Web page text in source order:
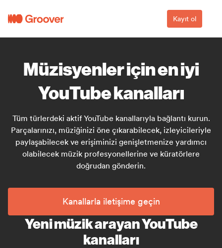
Kayıt ol
Müzisyenler için en iyi
YouTube kanalları
Tüm türlerdeki aktif YouTube kanallarıyla bağlantı kurun.
Parçalarınızı, müziğinizi öne çıkarabilecek, izleyicileriyle
paylaşabilecek ve erişiminizi genişletmenize yardımcı
olabilecek müzik profesyonellerine ve küratörlere
doğrudan gönderin.
Kanallarla iletişime geçin
Yeni müzik arayan YouTube
kanalları